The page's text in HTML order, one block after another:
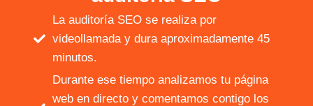
La auditoría SEO se realiza por
videollamada y dura aproximadamente 45
minutos.
Durante ese tiempo analizamos tu página
web en directo y comentamos contigo los